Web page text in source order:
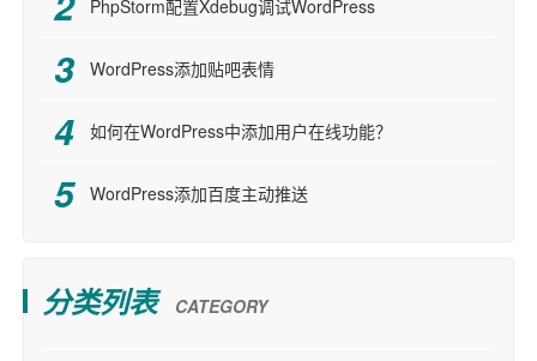
PhpStorm配置Xdebug调试WordPress
WordPress添加贴吧表情
如何在WordPress中添加用户在线功能？
WordPress添加百度主动推送
分类列表 CATEGORY